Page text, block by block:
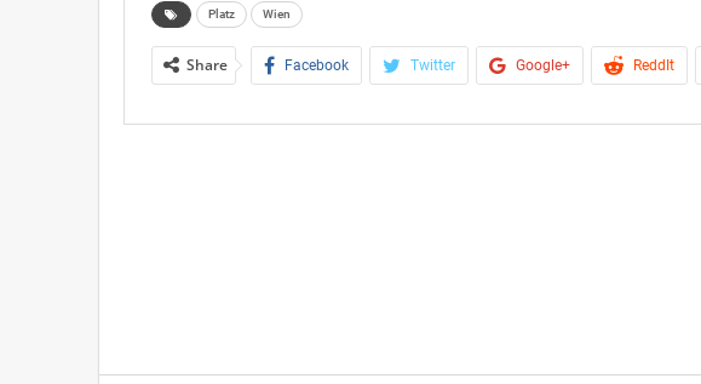
Platz Wien
Share Facebook Twitter Google+ ReddIt